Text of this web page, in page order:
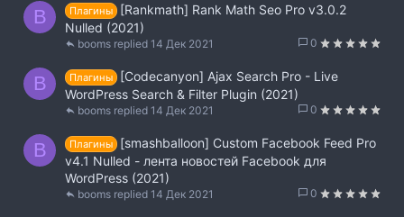
B Плагины
[Rankmath] Rank Math Seo Pro v3.0.2
Nulled (2021)
0
14 Дек 2021
booms
B Плагины
[Codecanyon] Ajax Search Pro - Live
WordPress Search & Filter Plugin (2021)
0
14 Дек 2021
booms
B Плагины
[smashballoon] Custom Facebook Feed Pro
v4.1 Nulled - лента новостей Facebook для
WordPress (2021)
0
14 Дек 2021
booms